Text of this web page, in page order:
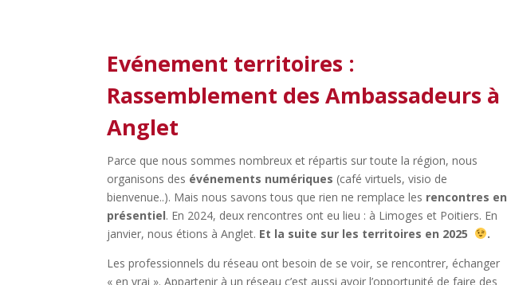
Evénement territoires :
Rassemblement des Ambassadeurs à
Anglet
Parce que nous sommes nombreux et répartis sur toute la région, nous
organisons des événements numériques (café virtuels, visio de
bienvenue..). Mais nous savons tous que rien ne remplace les rencontres en
présentiel. En 2024, deux rencontres ont eu lieu : à Limoges et Poitiers. En
janvier, nous étions à Anglet. Et la suite sur les territoires en 2025
.
Les professionnels du réseau ont besoin de se voir, se rencontrer, échanger
« en vrai ». Appartenir à un réseau c’est aussi avoir l’opportunité de faire des